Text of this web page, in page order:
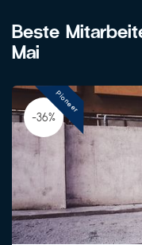
Beste
Mai
-36%
Pioneer